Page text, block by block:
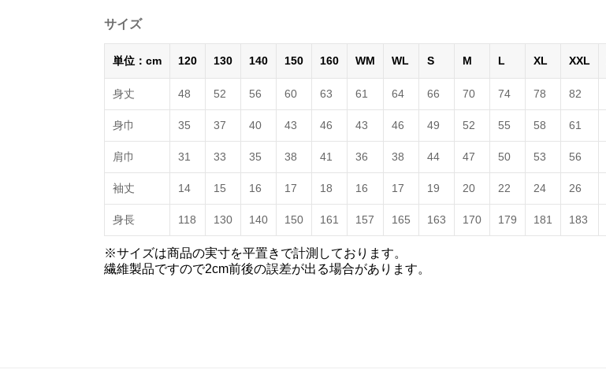
サイズ
単位：cm 120 130 140 150 160 WM WL S M L XL XXL
身丈 48 52 56 60 63 61 64 66 70 74 78 82
身巾 35 37 40 43 46 43 46 49 52 55 58 61
肩巾 31 33 35 38 41 36 38 44 47 50 53 56
袖丈 14 15 16 17 18 16 17 19 20 22 24 26
身長 118 130 140 150 161 157 165 163 170 179 181 183
※サイズは商品の実寸を平置きで計測しております。
繊維製品ですので2cm前後の誤差が出る場合があります。